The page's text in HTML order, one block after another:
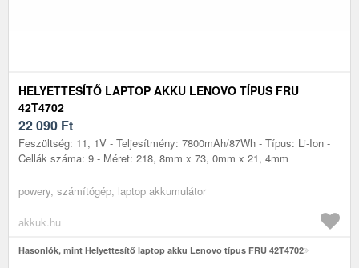
HELYETTESÍTŐ LAPTOP AKKU LENOVO TÍPUS FRU
42T4702
22 090 Ft
Feszültség: 11, 1V - Teljesítmény: 7800mAh/87Wh - Típus: Li-Ion -
Cellák száma: 9 - Méret: 218, 8mm x 73, 0mm x 21, 4mm
powery, számítógép, laptop akkumulátor
akkuk.hu
Hasonlók, mint Helyettesítő laptop akku Lenovo típus FRU 42T4702